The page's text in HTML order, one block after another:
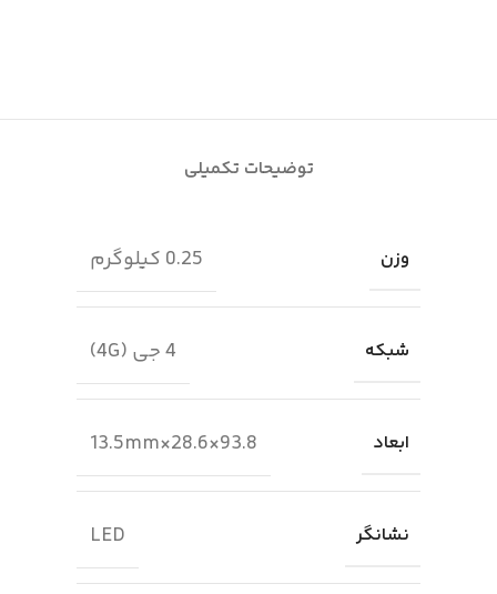
توضیحات تکمیلی
وزن 0.25 کیلوگرم
شبکه 4 جی (4G)
ابعاد 93.8×28.6×13.5mm
نشانگر LED